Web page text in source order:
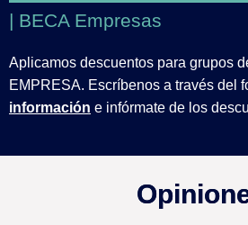
| BECA Empresas
Aplicamos descuentos para grupos
EMPRESA. Escríbenos a través del
información e infórmate de los